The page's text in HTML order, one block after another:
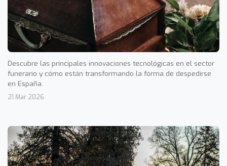
Descubre las principales innovaciones tecnológicas en el sector
funerario y cómo están transformando la forma de despedirse
en España.
21 Mar 2026